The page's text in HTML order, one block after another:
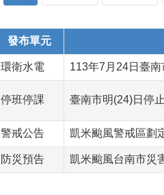
發布單元
環衛水電 113年7月24日臺
停班停課 臺南市明(24)日停
警戒公告 凱米颱風警戒區劃
防災預告 凱米颱風台南市災